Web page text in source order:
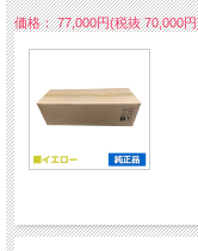
価格： 77,000円(税抜 70,000